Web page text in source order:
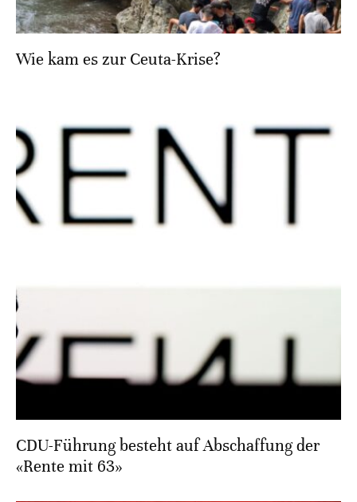
Wie kam es zur Ceuta-Krise?
CDU-Führung besteht auf Abschaffung der
«Rente mit 63»